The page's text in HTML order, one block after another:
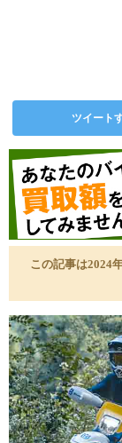
ツイート
この記事は2024